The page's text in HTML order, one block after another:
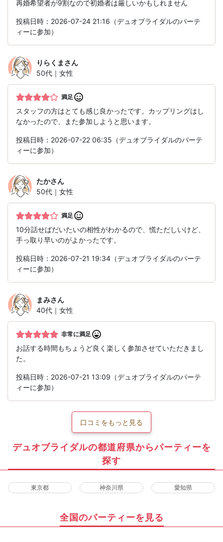
再婚希望者が9割なので初婚者は厳しいかもしれません
投稿日時：2026-07-24 21:16（デュオブライダルのパーテ
ィーに参加）
りらくま さん
50代｜女性
満足
スタッフの方はとても感じ良かったです。カップリングはし
なかったので、また参加しようと思います。
投稿日時：2026-07-22 06:35（デュオブライダルのパーテ
ィーに参加）
たかさん
50代｜女性
満足
10分話せばだいたいの相性がわかるので、慌ただしいけど、
手っ取り早いのがよかったです。
投稿日時：2026-07-21 19:34（デュオブライダルのパーテ
ィーに参加）
まみさん
40代｜女性
非常に満足
お話する時間もちょうど良く楽しく参加させていただきまし
た。
投稿日時：2026-07-21 13:09（デュオブライダルのパーテ
ィーに参加）
口コミをもっと見る
デュオブライダルの都道府県からパーティーを
探す
東京都 神奈川県 愛知県
全国のパーティーを見る